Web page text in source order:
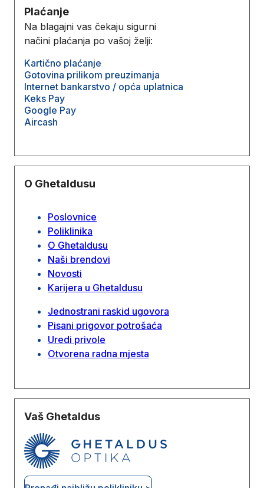
Plaćanje
Na blagajni vas čekaju sigurni
načini plaćanja po vašoj želji:
Kartično plaćanje
Gotovina prilikom preuzimanja
Internet bankarstvo / opća uplatnica
Keks Pay
Google Pay
Aircash
O Ghetaldusu
Poslovnice
Poliklinika
O Ghetaldusu
Naši brendovi
Novosti
Karijera u Ghetaldusu
Jednostrani raskid ugovora
Pisani prigovor potrošaća
Uredi privole
Otvorena radna mjesta
Vaš Ghetaldus